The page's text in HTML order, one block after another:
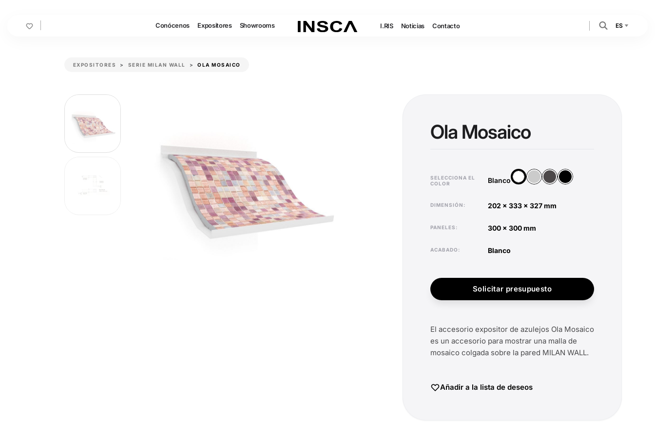
Cart Conócenos Expositores Showrooms I.RIS Noticias Contacto ES
EXPOSITORES SERIE MILAN WALL OLA MOSAICO
Ola Mosaico
SELECCIONA EL
COLOR
Blanco
BlancoPlataAntracitaNegro
DIMENSIÓN 202 x 333 x 327 mm
PANELES 300 x 300 mm
ACABADO blanco
Solicitar presupuesto
El accesorio expositor de azulejos Ola Mosaico
es un accesorio para mostrar una malla de
mosaico colgada sobre la pared MILAN WALL.
Añadir a la lista de deseos